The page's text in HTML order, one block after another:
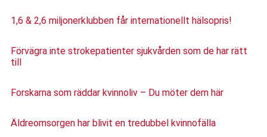
1,6 & 2,6 miljonerklubben får internationellt hälsopris!
Förvägra inte strokepatienter sjukvården som de har rätt
till
Forskarna som räddar kvinnoliv – Du möter dem här
Äldreomsorgen har blivit en tredubbel kvinnofälla